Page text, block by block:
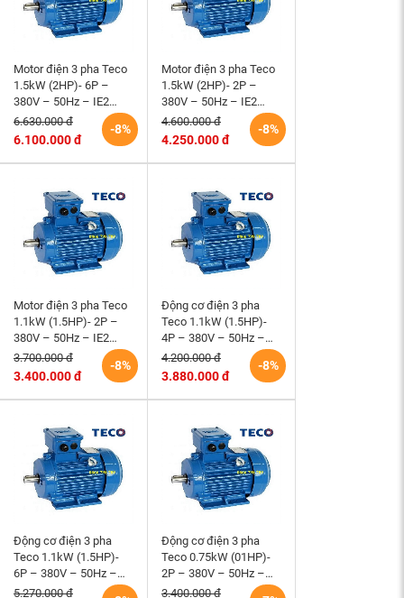
Motor điện 3 pha Teco
1.5kW (2HP)- 6P –
380V – 50Hz – IE2
-100L- B3 Đài Loan
-8%
6.630.000 đ
6.100.000 đ
Motor điện 3 pha Teco
1.5kW (2HP)- 2P –
380V – 50Hz – IE2
-90S- B3 Đài Loan
-8%
4.600.000 đ
4.250.000 đ
Motor điện 3 pha Teco
1.1kW (1.5HP)- 2P –
380V – 50Hz – IE2
-80M- B3 Đài Loan
-8%
3.700.000 đ
3.400.000 đ
Động cơ điện 3 pha
Teco 1.1kW (1.5HP)-
4P – 380V – 50Hz –
IE2 -90S- B3 Đài Loan
-8%
4.200.000 đ
3.880.000 đ
Động cơ điện 3 pha
Teco 1.1kW (1.5HP)-
6P – 380V – 50Hz –
IE2 -90L- B3 Đài Loan
5.270.000 đ
Động cơ điện 3 pha
Teco 0.75kW (01HP)-
2P – 380V – 50Hz –
IE2 -80M – B3 Đài Loan
3.400.000 đ